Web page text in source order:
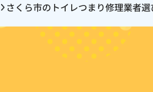
さくら市のトイレつまり修理業者